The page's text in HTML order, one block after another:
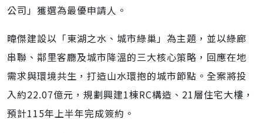
公司」獲選為最優申請人。
暐傑建設以「東湖之水、城市綠巢」為主題，並以綠廊
串聯、鄰里客廳及城市降溫的三大核心策略，回應在地
需求與環境共生，打造山水環抱的城市節點。全案將投
入約22.07億元，規劃興建1棟RC構造、21層住宅大樓，
預計115年上半年完成簽約。